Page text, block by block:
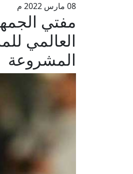
08 مارس 2022 م
مفتي
العالمي
المشروعة